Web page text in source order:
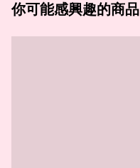
你可能感興趣的商品